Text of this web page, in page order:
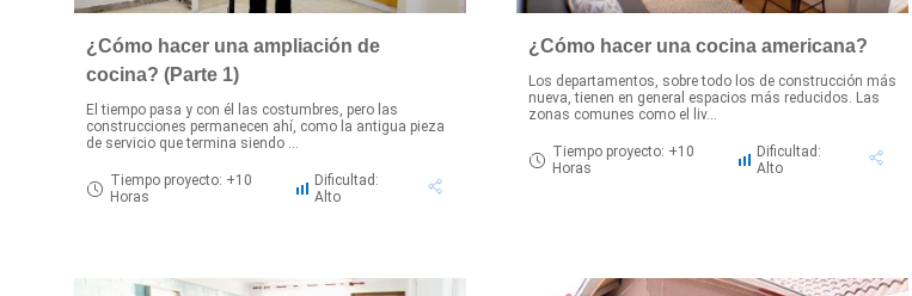
¿Cómo hacer una ampliación de
cocina? (Parte 1)
El tiempo pasa y con él las costumbres, pero las
construcciones permanecen ahí, como la antigua pieza
de servicio que termina siendo ...
Tiempo proyecto: +10
Horas
Dificultad:
Alto
¿Cómo hacer una cocina americana?
Los departamentos, sobre todo los de construcción más
nueva, tienen en general espacios más reducidos. Las
zonas comunes como el liv...
Tiempo proyecto: +10
Horas
Dificultad:
Alto